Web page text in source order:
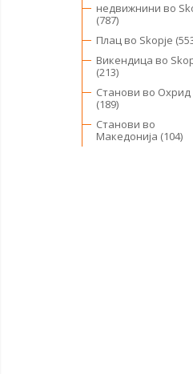
недвижнини во
(787)
Плац во Skopje
Викендица во
(213)
Станови во Охрид
(189)
Станови во
Македонија (104)